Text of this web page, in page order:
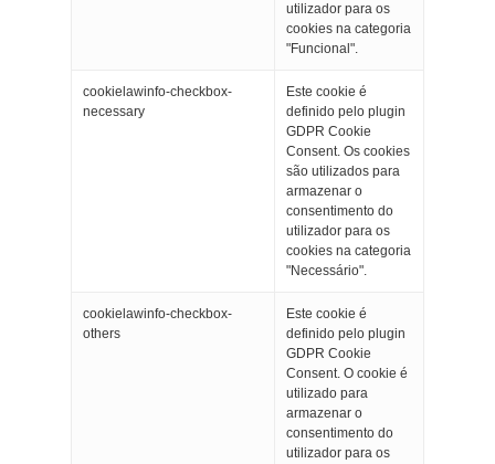
utilizador para os
cookies na categoria
"Funcional".
cookielawinfo-checkbox-
necessary
Este cookie é
definido pelo plugin
GDPR Cookie
Consent. Os cookies
são utilizados para
armazenar o
consentimento do
utilizador para os
cookies na categoria
"Necessário".
cookielawinfo-checkbox-
others
Este cookie é
definido pelo plugin
GDPR Cookie
Consent. O cookie é
utilizado para
armazenar o
consentimento do
utilizador para os